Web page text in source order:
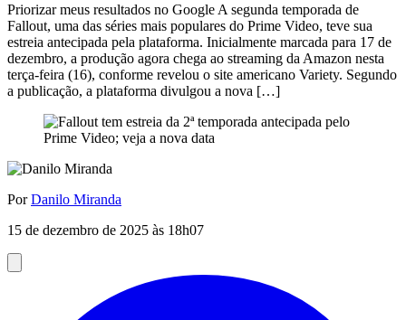
Priorizar meus resultados no Google A segunda temporada de
Fallout, uma das séries mais populares do Prime Video, teve sua
estreia antecipada pela plataforma. Inicialmente marcada para 17 de
dezembro, a produção agora chega ao streaming da Amazon nesta
terça-feira (16), conforme revelou o site americano Variety. Segundo
a publicação, a plataforma divulgou a nova […]
PorDanilo Miranda
15 de dezembro de 2025 às 18h07